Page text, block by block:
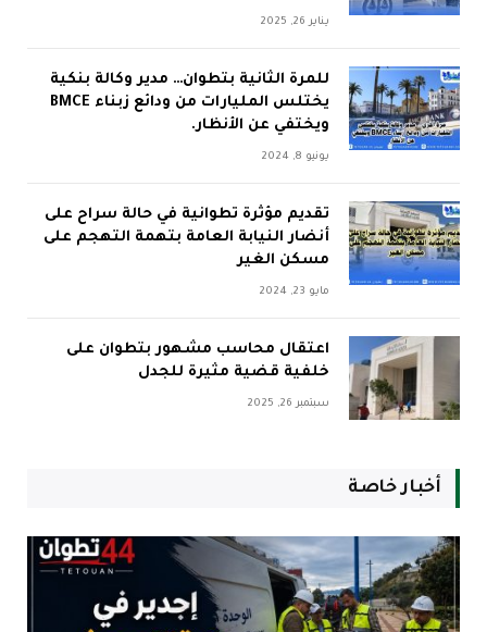
يناير 26, 2025
للمرة الثانية بتطوان… مدير وكالة بنكية
يختلس المليارات من ودائع زبناء BMCE
ويختفي عن الأنظار.
يونيو 8, 2024
تقديم مؤثرة تطوانية في حالة سراح على
أنضار النيابة العامة بتهمة التهجم على
مسكن الغير
مايو 23, 2024
اعتقال محاسب مشهور بتطوان على
خلفية قضية مثيرة للجدل
سبتمبر 26, 2025
أخبار خاصة